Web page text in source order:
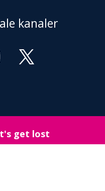
kanaler
get lost